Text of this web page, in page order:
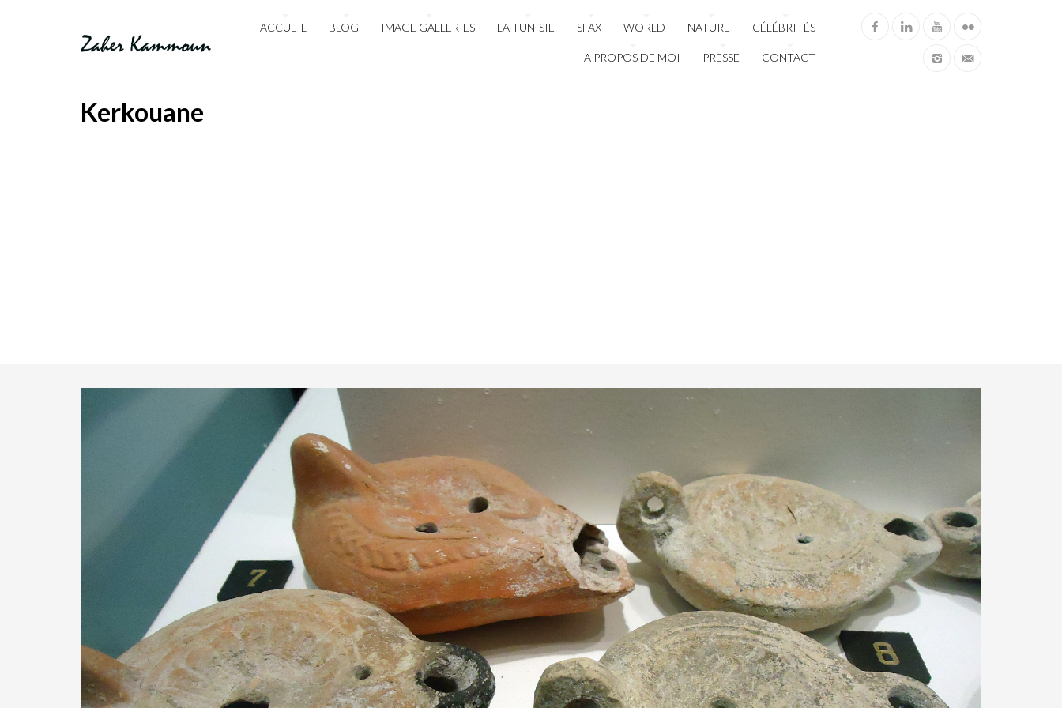
ACCUEIL BLOG IMAGE GALLERIES LA TUNISIE SFAX WORLD NATURE CÉLÉBRITÉS
A PROPOS DE MOI PRESSE CONTACT
Kerkouane